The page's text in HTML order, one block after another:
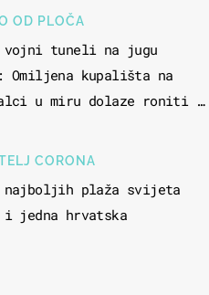
OD PLOČA
vojni tuneli na jugu
Omiljena kupališta na
u miru dolaze roniti i
CORONA
najboljih plaža svijeta
i jedna hrvatska